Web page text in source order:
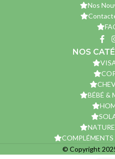
Nos
NOS
BÉBÉ &
© Copyright